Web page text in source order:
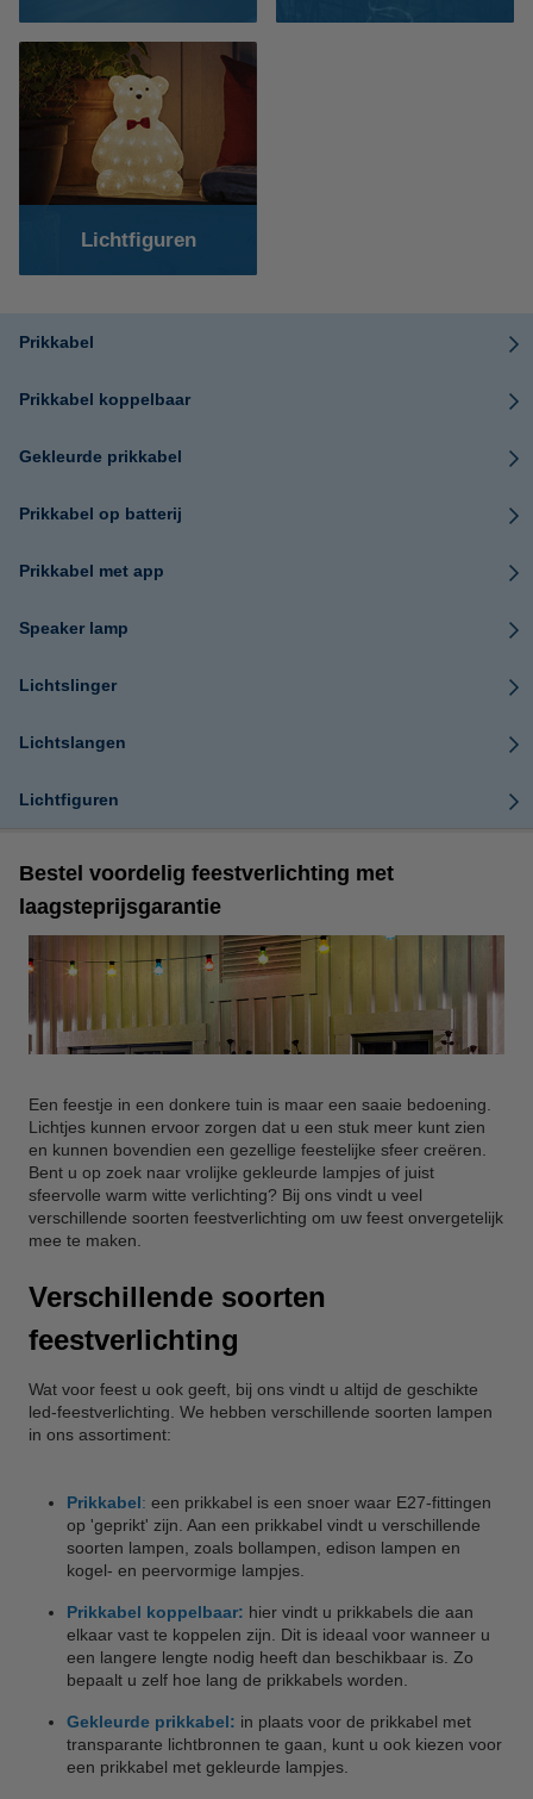
Lichtfiguren
Prikkabel
Prikkabel koppelbaar
Gekleurde prikkabel
Prikkabel op batterij
Prikkabel met app
Speaker lamp
Lichtslinger
Lichtslangen
Lichtfiguren
Bestel voordelig feestverlichting met
laagsteprijsgarantie
Een feestje in een donkere tuin is maar een saaie bedoening.
Lichtjes kunnen ervoor zorgen dat u een stuk meer kunt zien
en kunnen bovendien een gezellige feestelijke sfeer creëren.
Bent u op zoek naar vrolijke gekleurde lampjes of juist
sfeervolle warm witte verlichting? Bij ons vindt u veel
verschillende soorten feestverlichting om uw feest onvergetelijk
mee te maken.
Verschillende soorten
feestverlichting
Wat voor feest u ook geeft, bij ons vindt u altijd de geschikte
led-feestverlichting. We hebben verschillende soorten lampen
in ons assortiment:
Prikkabel: een prikkabel is een snoer waar E27-fittingen
op 'geprikt' zijn. Aan een prikkabel vindt u verschillende
soorten lampen, zoals bollampen, edison lampen en
kogel- en peervormige lampjes.
Prikkabel koppelbaar: hier vindt u prikkabels die aan
elkaar vast te koppelen zijn. Dit is ideaal voor wanneer u
een langere lengte nodig heeft dan beschikbaar is. Zo
bepaalt u zelf hoe lang de prikkabels worden.
Gekleurde prikkabel: in plaats voor de prikkabel met
transparante lichtbronnen te gaan, kunt u ook kiezen voor
een prikkabel met gekleurde lampjes.